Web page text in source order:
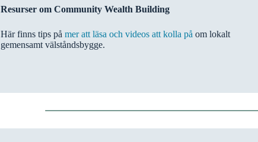
Resurser om Community Wealth Building
Här finns tips på mer att läsa och videos att kolla på om lokalt
gemensamt välståndsbygge.